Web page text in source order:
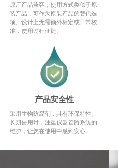
原厂产品兼容，使用方式类似于原
装产品，可作为原装产品的替代选
项。设计上无需额外标定或日常校
准，使用过程便捷。
产品安全性
采用生物防腐剂，具有环保特性。
长期使用时，注重仪器管路系统的
维护，让您在使用中感到安心。